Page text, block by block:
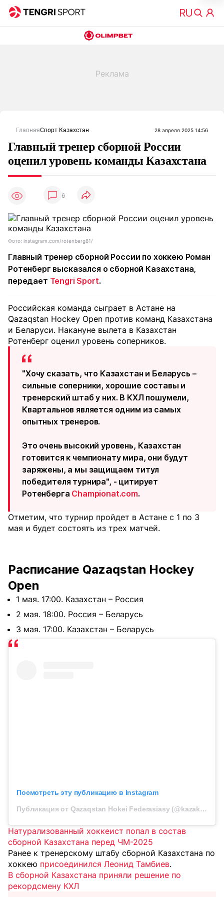
ГлавнаяСпорт Казахстан 28 апреля 2025 14:56
Главный тренер сборной России
оценил уровень команды Казахстана
6
Фото: instagram.com/rotenberg81/
Главный тренер сборной России по хоккею Роман
Ротенберг высказался о сборной Казахстана,
передает Tengri Sport.
Российская команда сыграет в Астане на
Qazaqstan Hockey Open против команд Казахстана
и Беларуси. Накануне вылета в Казахстан
Ротенберг оценил уровень соперников.
"Хочу сказать, что Казахстан и Беларусь –
сильные соперники, хорошие составы и
тренерский штаб у них. В КХЛ пошумели,
Квартальнов является одним из самых
опытных тренеров.
Это очень высокий уровень, Казахстан
готовится к чемпионату мира, они будут
заряжены, а мы защищаем титул
победителя турнира", - цитирует
Ротенберга Сhampionat.com.
Отметим, что турнир пройдет в Астане с 1 по 3
мая и будет состоять из трех матчей.
Расписание Qazaqstan Hockey
Open
1 мая. 17:00. Казахстан – Россия
2 мая. 18:00. Россия – Беларусь
3 мая. 17:00. Казахстан – Беларусь
Посмотреть эту публикацию в Instagram
Публикация от Qazaqstan Hokei Federasiasy (@kazakhstanhockey)
Натурализованный хоккеист попал в состав
сборной Казахстана перед ЧМ-2025
Ранее к тренерскому штабу сборной Казахстана по
хоккею присоединился Леонид Тамбиев.
В сборной Казахстана приняли решение по
рекордсмену КХЛ